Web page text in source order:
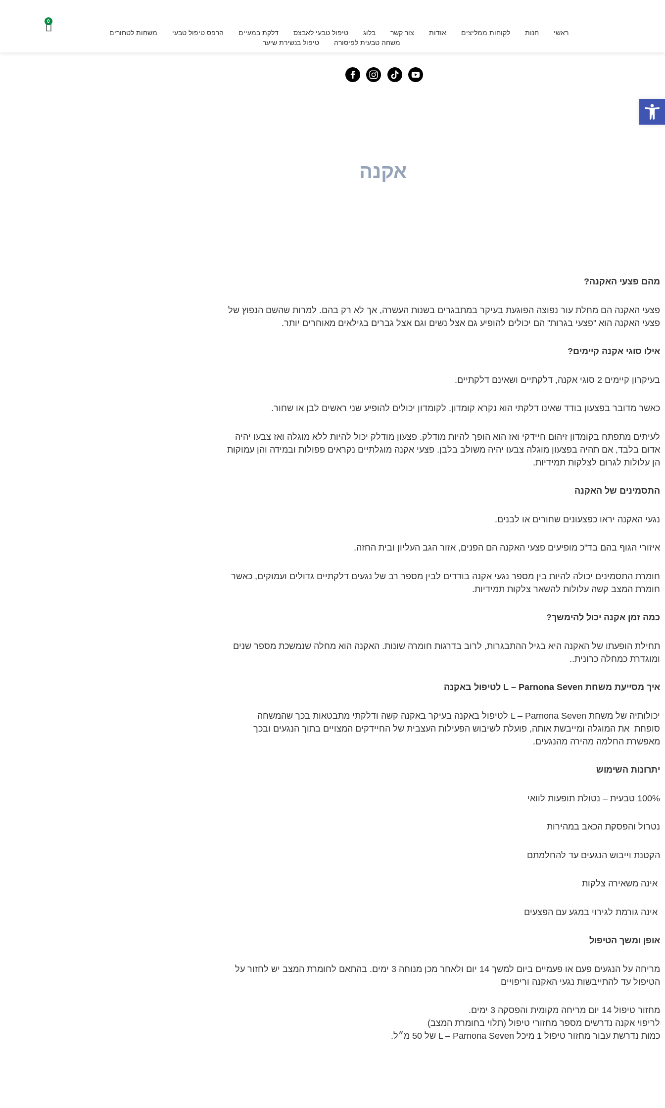
ראשי חנות לקוחות ממליצים אודות צור קשר בלוג טיפול טבעי לאבצס דלקת במעיים הרפס טיפול טבעי
משחות לטחורים
משחה טבעית לפיסורה
טיפול בנשירת שיער
0
עגלת
אקנה
מהם פצעי האקנה?
פצעי האקנה הם מחלת עור נפוצה הפוגעת בעיקר במתבגרים בשנות העשרה, אך לא רק בהם. למרות שהשם הנפוץ של
פצעי האקנה הוא "פצעי בגרות" הם יכולים להופיע גם אצל נשים וגם אצל גברים בגילאים מאוחרים יותר.
אילו סוגי אקנה קיימים?
בעיקרון קיימים 2 סוגי אקנה, דלקתיים ושאינם דלקתיים.
כאשר מדובר בפצעון בודד שאינו דלקתי הוא נקרא קומדון. לקומדון יכולים להופיע שני ראשים לבן או שחור.
לעיתים מתפתח בקומדון זיהום חיידקי ואז הוא הופך להיות מודלק. פצעון מודלק יכול להיות ללא מוגלה ואז צבעו יהיה
אדום בלבד, אם תהיה בפצעון מוגלה צבעו יהיה משולב בלבן. פצעי אקנה מוגלתיים נקראים פפולות ובמידה והן עמוקות
הן עלולות לגרום לצלקות תמידיות.
התסמינים של האקנה
נגעי האקנה יראו כפצעונים שחורים או לבנים.
איזורי הגוף בהם בד"כ מופיעים פצעי האקנה הם הפנים, אזור הגב העליון ובית החזה.
חומרת התסמינים יכולה להיות בין מספר נגעי אקנה בודדים לבין מספר רב של נגעים דלקתיים גדולים ועמוקים, כאשר
חומרת המצב קשה עלולות להשאר צלקות תמידיות.
כמה זמן אקנה יכול להימשך?
תחילת הופעתו של האקנה היא בגיל ההתבגרות, לרוב בדרגות חומרה שונות. האקנה הוא מחלה שנמשכת מספר שנים
ומוגדרת כמחלה כרונית..
איך מסייעת משחת L – Parnona Seven לטיפול באקנה
יכולותיה של משחת L – Parnona Seven
לטיפול באקנה בעיקר באקנה קשה ודלקתי מתבטאות בכך שהמשחה
סופחת את המוגלה ומייבשת אותה, פועלת לשיבוש הפעילות העצבית של החיידקים המצויים בתוך הנגעים ובכך
מאפשרת החלמה מהירה מהנגעים.
יתרונות השימוש
100% טבעית – נטולת תופעות לוואי
נטרול והפסקת הכאב במהירות
הקטנת וייבוש הנגעים עד להחלמתם
אינה משאירה צלקות
אינה גורמת לגירוי במגע עם הפצעים
אופן ומשך הטיפול
מריחה על הנגעים פעם או פעמיים ביום למשך 14 יום ולאחר מכן מנוחה 3 ימים. בהתאם לחומרת המצב יש לחזור על
הטיפול עד להתייבשות נגעי האקנה וריפויים
מחזור טיפול 14 יום מריחה מקומית והפסקה 3 ימים.
לריפוי אקנה נדרשים מספר מחזורי טיפול (תלוי בחומרת המצב)
כמות נדרשת עבור מחזור טיפול 1 מיכל L – Parnona Seven של 50 מ״ל.
פתח סרגל נגישות